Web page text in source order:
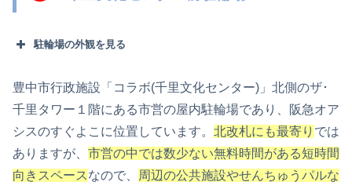
駐輪場の外観を見る
豊中市行政施設「コラボ(千里文化センター)」北側のザ･
千里タワー１階にある市営の屋内駐輪場であり、阪急オア
シスのすぐよこに位置しています。 北改札にも最寄り では
ありますが、 市営の中では数少ない無料時間がある短時間
向きスペース なので、
周辺の公共施設やせんちゅうパルな